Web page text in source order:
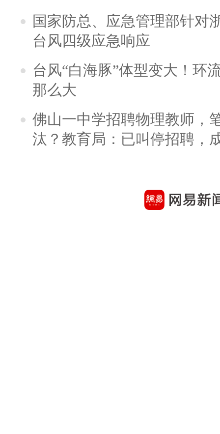
国家防总、应急管理部针对
台风四级应急响应
台风“白海豚”体型变大！环
那么大
佛山一中学招聘物理教师，
汰？教育局：已叫停招聘，